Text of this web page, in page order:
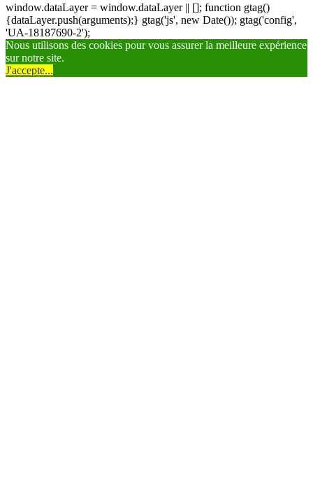
window.dataLayer = window.dataLayer || []; function gtag()
{dataLayer.push(arguments);} gtag('js', new Date()); gtag('config',
'UA-18187690-2');
Nous utilisons des cookies pour vous assurer la meilleure expérience
sur notre site.
J'accepte...